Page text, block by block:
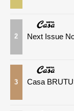
2 Next Issue
3 Casa